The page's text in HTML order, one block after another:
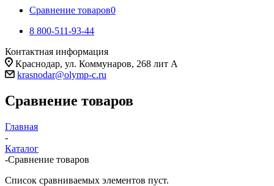
Сравнение товаров0
8 800-511-93-44
Контактная информация
Краснодар, ул. Коммунаров, 268 лит А
krasnodar@olymp-c.ru
Сравнение товаров
Главная
-
Каталог
-Сравнение товаров
Список сравниваемых элементов пуст.